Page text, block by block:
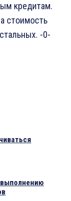
кредитам.
стоимость
-0-